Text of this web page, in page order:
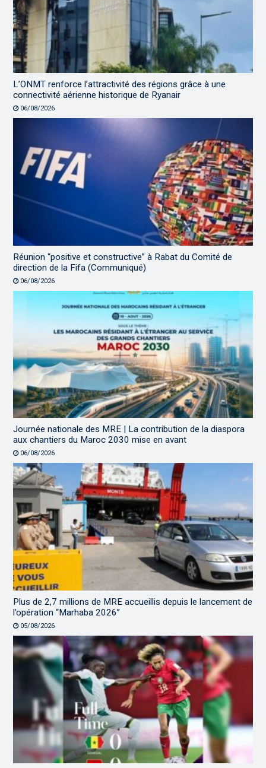
L’ONMT renforce l’attractivité des régions grâce à une
connectivité aérienne historique de Ryanair
06/08/2026
Réunion “positive et constructive” à Rabat du Comité de
direction de la Fifa (Communiqué)
06/08/2026
Journée nationale des MRE | La contribution de la diaspora
aux chantiers du Maroc 2030 mise en avant
06/08/2026
Plus de 2,7 millions de MRE accueillis depuis le lancement de
l’opération “Marhaba 2026”
05/08/2026